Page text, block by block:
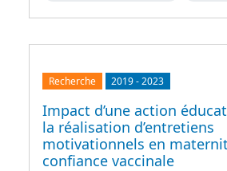
Recherche 2019-2023
Impact d’une action
la réalisation d’entretiens
motivationnels en
confiance vaccinale